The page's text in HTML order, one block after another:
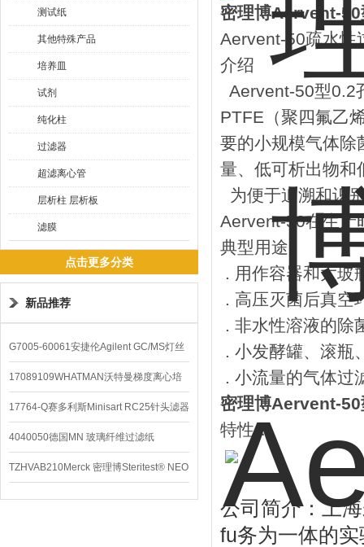
测试纸
其他特殊产品
培养皿
试剂
纯化柱
过滤器
超滤离心管
层析柱 层析板
滤膜
点击更多分类
新品推荐
G7005-60061安捷伦Agilent GC/MS灯丝
配件
17089109WHATMAN沃特曼梯度离心培
养基
17764-Q赛多利斯Minisart RC25针头滤器
4040050德国MN 玻璃纤维过滤纸
TZHVAB210Merck 密理博Steritest® NEO
设备
密理博Aervent-
Aervent-50疏水性
介绍
Aervent-50型0.2
PTFE（聚四氟乙
要的小规模气体除
量、低可析出物和
为便于追溯和识
Aervent-50在生产
典型用途
. 用作容器和大玻
. 高压灭菌后真空
. 非水性溶液的除
. 小发酵罐、滚瓶
. 小流量的气体过
密理博Aervent-
特性：
公司简介：上
fu务为一体的